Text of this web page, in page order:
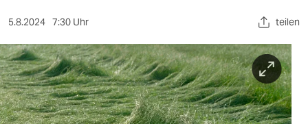
kultur
sport
berlin
nord
5.8.2024 7:30 Uhr teilen